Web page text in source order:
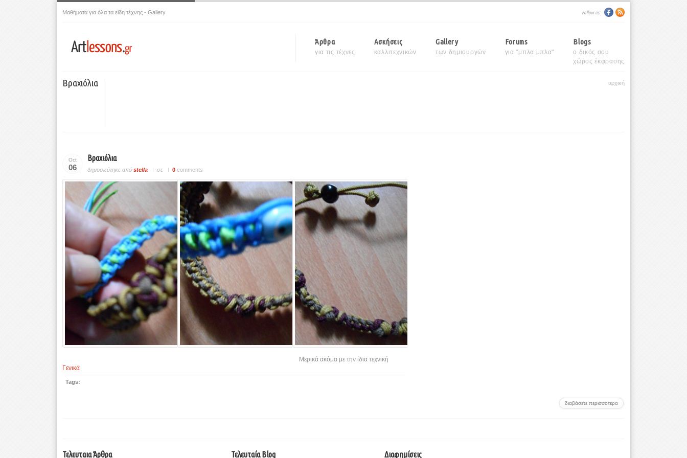
Μαθήματα για όλα τα είδη τέχνης - Gallery Follow us:
Άρθρα
για τις τέχνες
Ασκήσεις
καλλιτεχνικών
Gallery
των δημιουργών
Forums
για "μπλα μπλα"
Blogs
ο δικός σου
χώρος έκφρασης
Βραχιόλια αρχική
Oct
06
Βραχιόλια
δημοσιεύτηκε από stella σε 0 comments
Μερικά ακόμα με την ίδια τεχνική
Γενικά
Tags:
διαβάσετε περισσοτερα
Τελευταια Άρθρα Τελευταία Blog Διαφημίσεις